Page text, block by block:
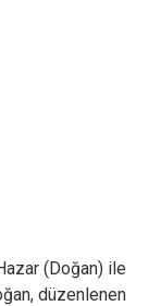
(Doğan) ile
düzenlenen